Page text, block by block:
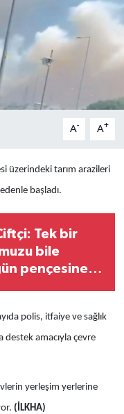
A- A+
üzerindeki tarım arazileri
başladı.
Tek bir
bile
pençesine
polis, itfaiye ve sağlık
destek amacıyla çevre
yerleşim yerlerine
(İLKHA)